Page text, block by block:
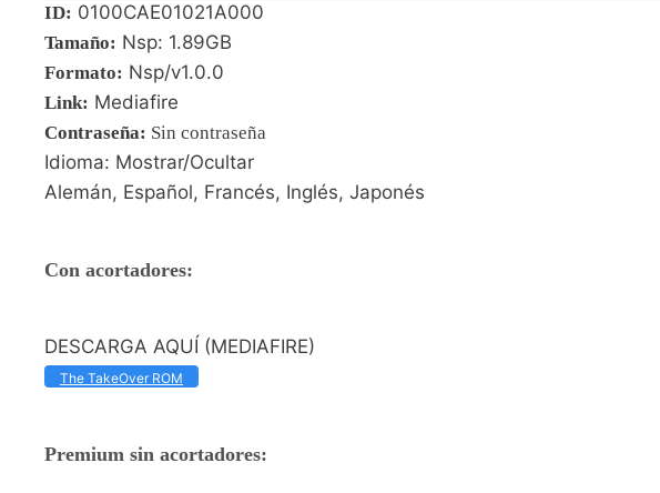
ID: 0100CAE01021A000
Tamaño: Nsp: 1.89GB
Formato: Nsp/v1.0.0
Link: Mediafire
Contraseña: Sin contraseña
Idioma: Mostrar/Ocultar
Alemán, Español, Francés, Inglés, Japonés
Con acortadores:
DESCARGA AQUÍ (MEDIAFIRE)
The TakeOver ROM
Premium sin acortadores: